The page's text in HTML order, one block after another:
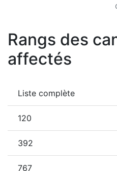
Rangs des
affectés
Liste complète
120
392
767